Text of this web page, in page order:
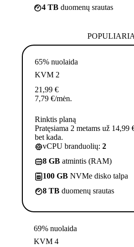
4 TB duomenų srautas
65% nuolaida
KVM 2
21,99 €
7,79 €/mėn.
Rinktis planą
Pratęsiama 2 metams už 14,99
bet kada.
vCPU branduolių: 2
8 GB atmintis (RAM)
100 GB NVMe disko talpa
8 TB duomenų srautas
69% nuolaida
KVM 4